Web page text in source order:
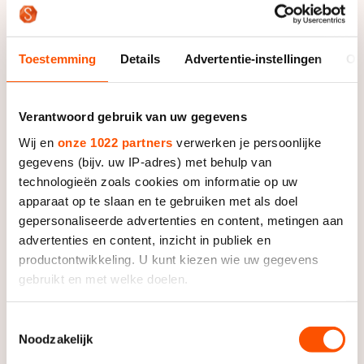
Toestemming Details Advertentie-instellingen
Verantwoord gebruik van uw gegevens
Wij en onze 1022 partners verwerken je persoonlijke
gegevens (bijv. uw IP-adres) met behulp van
technologieën zoals cookies om informatie op uw
apparaat op te slaan en te gebruiken met als doel
gepersonaliseerde advertenties en content, metingen aan
advertenties en content, inzicht in publiek en
productontwikkeling. U kunt kiezen wie uw gegevens
gebruikt en met welke doelen.
Informatie verzamelen over uw geografische locatie,
Noodzakelijk
Al na drie ronden was de finale over voor Knegt. “Die
Canadees viel en ik ging er overheen. Dan is het
meteen klaar”, concludeerde de nummer drie van het
Europees kampioenschap, die nog wel als vierde over
de streep ging. De onfortuinlijke Charles Hamelin,
tweevoudig Olympisch kampioen, werd vijfde. Winst
was er voor de Zuid-Koreaan Byeong-Jun Kim, voor
François Hamelin.
Ook op de 1500 meter was de Nederlandse ploeg
dichtbij finaleplaatsen. Niels Kerstholt lag tot de